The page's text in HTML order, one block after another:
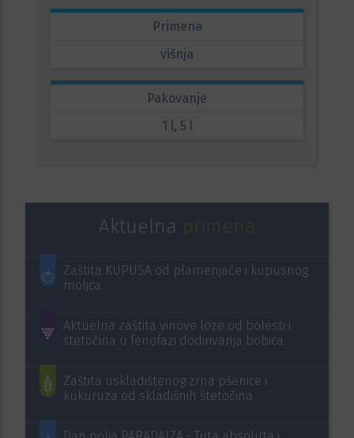
Primena
višnja
Pakovanje
1 l, 5 l
Aktuelna
Zaštita KUPUSA od plamenjače i kupusnog
moljca
Aktuelna zaštita vinove loze od bolesti i
štetočina u fenofazi dodirivanja bobica
Zaštita uskladištenog zrna pšenice i
kukuruza od skladišnih štetočina